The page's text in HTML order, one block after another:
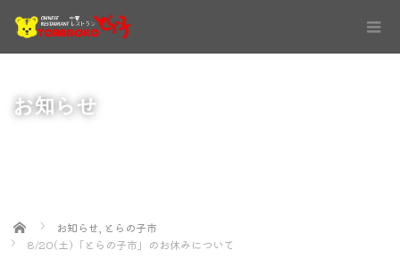
お知らせ
Home お知らせ とらの子市
8/20(土)「とらの子市」のお休みについて